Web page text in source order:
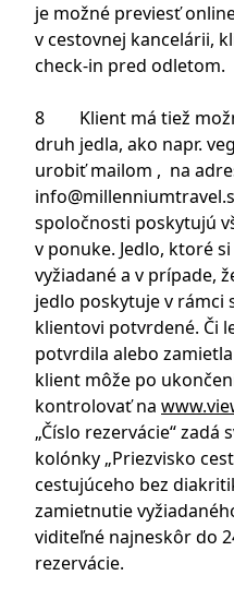
je možné previesť
v cestovnej kancelárii,
check-in pred odletom.
8 Klient má tiež
druh jedla, ako napr.
urobiť mailom , na
spoločnosti poskytujú
v ponuke. Jedlo, ktoré
vyžiadané a v prípade,
jedlo poskytuje v rámci
klientovi potvrdené. Či
potvrdila alebo
klient môže po
kontrolovať na
„Číslo rezervácie“ zadá
kolónky „Priezvisko
cestujúceho bez
zamietnutie
viditeľné najneskôr do
rezervácie.